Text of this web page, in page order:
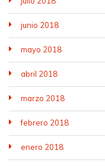
junio 2018
mayo 2018
abril 2018
marzo 2018
febrero 2018
enero 2018